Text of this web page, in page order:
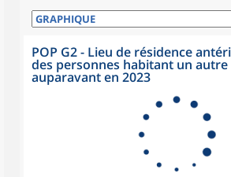
POP G2 - Lieu de résidence
des personnes habitant un autre
auparavant en 2023